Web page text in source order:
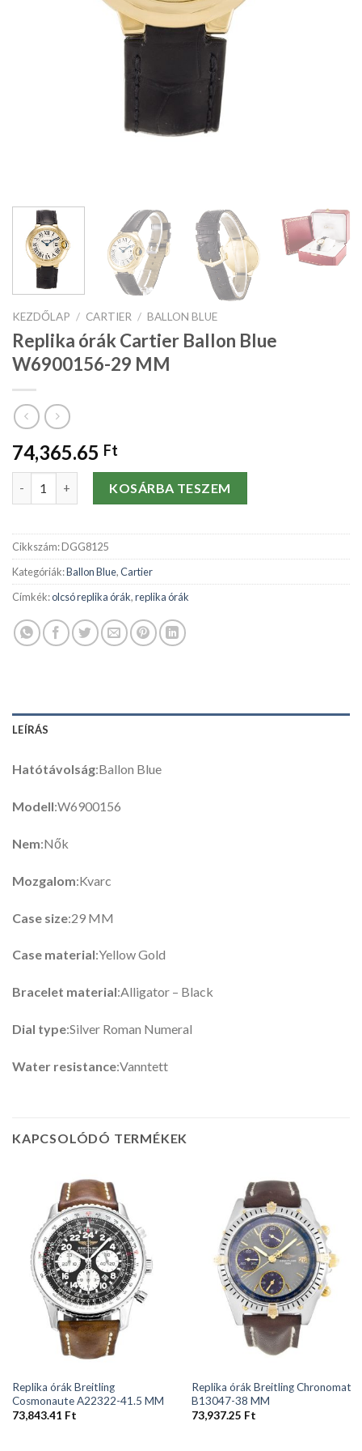
KEZDŐLAP / CARTIER / BALLON BLUE
Replika órák Cartier Ballon Blue
W6900156-29 MM
74,365.65 Ft
Replika órák Cartier Ballon Blue W6900156-29 MM mennyiség
KOSÁRBA TESZEM
Cikkszám:DGG8125
Kategóriák:Ballon Blue,Cartier
Címkék:olcsó replika órák,replika órák
LEÍRÁS
Hatótávolság:Ballon Blue
Modell:W6900156
Nem:Nők
Mozgalom:Kvarc
Case size:29 MM
Case material:Yellow Gold
Bracelet material:Alligator – Black
Dial type:Silver Roman Numeral
Water resistance:Vanntett
KAPCSOLÓDÓ TERMÉKEK
Replika órák Breitling
Cosmonaute A22322-41.5 MM
73,843.41 Ft
Replika órák Breitling Chronomat
B13047-38 MM
73,937.25 Ft